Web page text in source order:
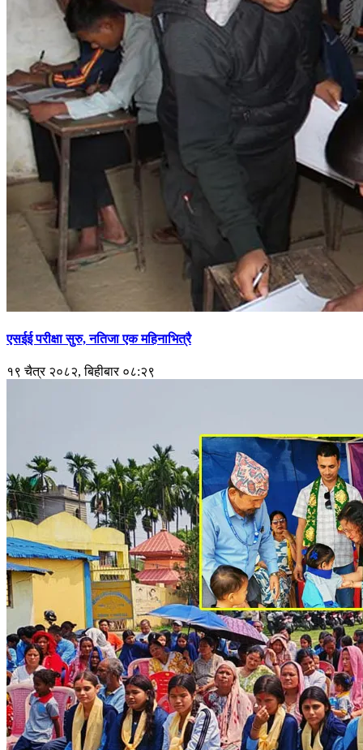
एसईई परीक्षा सुरु, नतिजा एक महिनाभित्रै
१९ चैत्र २०८२, बिहीबार ०८:२९